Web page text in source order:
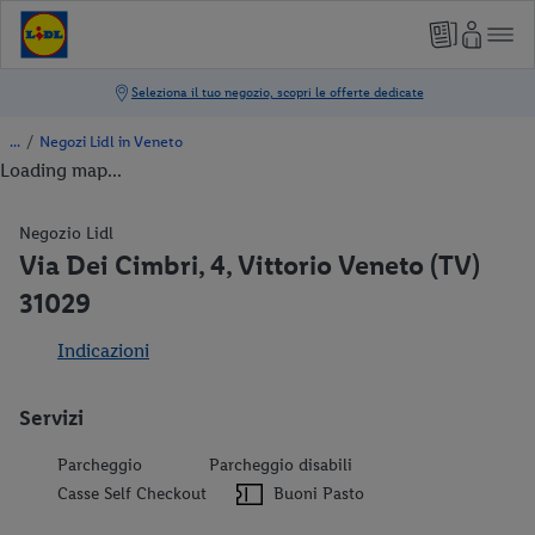
/ Negozi Lidl in Veneto
Loading map...
Negozio Lidl
Via Dei Cimbri, 4, Vittorio Veneto (TV)
31029
Indicazioni
Servizi
Parcheggio
Parcheggio disabili
Casse Self Checkout
Buoni Pasto